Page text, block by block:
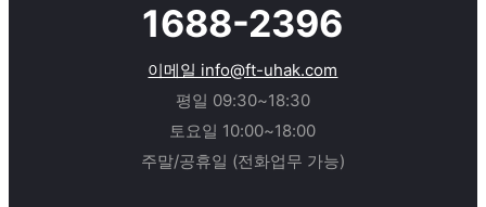
1688-2396
이메일 info@ft-uhak.com
평일 09:30~18:30
토요일 10:00~18:00
주말/공휴일 (전화업무 가능)